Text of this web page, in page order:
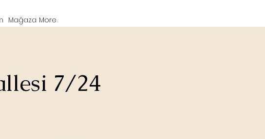
Mağaza More
7/24